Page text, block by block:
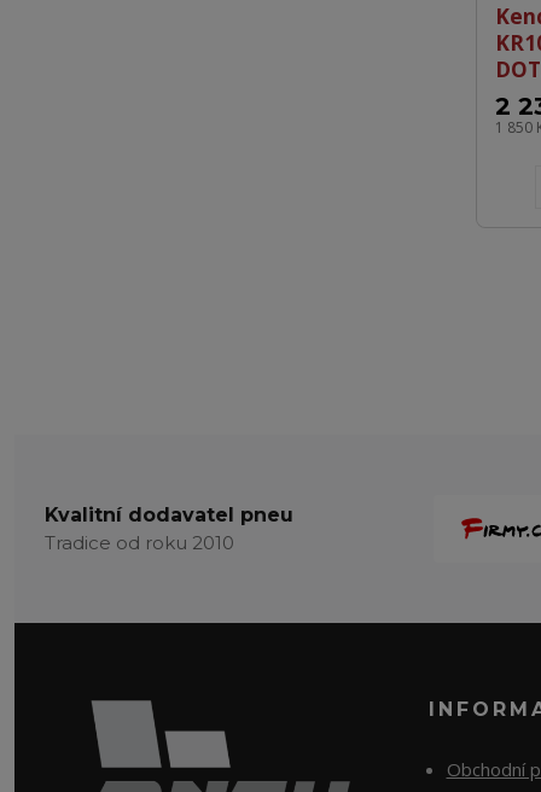
2
1 850
Kvalitní dodavatel pneu
Tradice od roku 2010
Obchodní